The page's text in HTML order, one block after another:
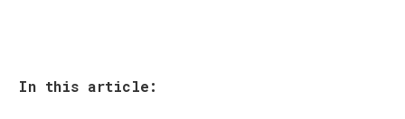
In this article: